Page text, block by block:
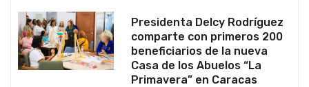
r
a
d
Presidenta Delcy Rodríguez
comparte con primeros 200
beneficiarios de la nueva
Casa de los Abuelos “La
Primavera” en Caracas